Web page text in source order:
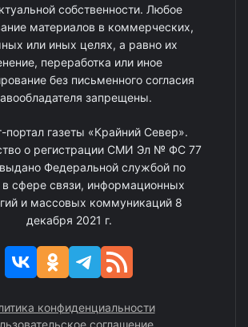
собственности. Любое
материалов в коммерческих,
или иных целях, а равно их
переработка или иное
без письменного согласия
запрещены.
портал газеты «Крайний Север».
о регистрации СМИ Эл № ФС 77
Федеральной службой по
в сфере связи, информационных
и массовых коммуникаций 8
декабря 2021 г.
конфиденциальности
соглашение